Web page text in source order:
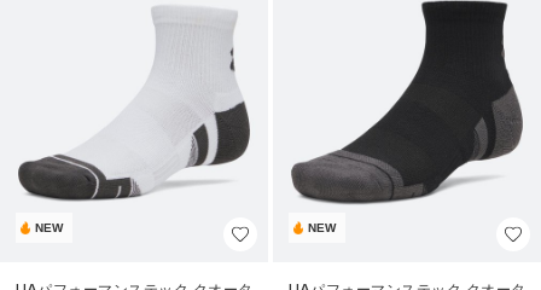
NEW NEW